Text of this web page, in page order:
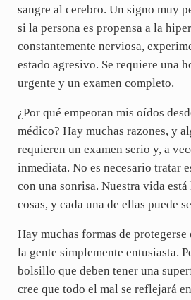
sangre al cerebro. Un signo muy
si la persona es propensa a la
constantemente nerviosa,
estado agresivo. Se requiere una
urgente y un examen completo.
¿Por qué empeoran mis oídos
médico? Hay muchas razones, y
requieren un examen serio y, a
inmediata. No es necesario tratar
con una sonrisa. Nuestra vida está
cosas, y cada una de ellas puede
Hay muchas formas de protegerse
la gente simplemente entusiasta.
bolsillo que deben tener una
cree que todo el mal se reflejará